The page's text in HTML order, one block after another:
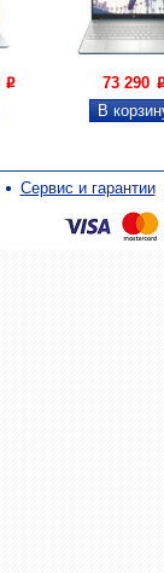
P 73 290 P
Сервис и гарантии